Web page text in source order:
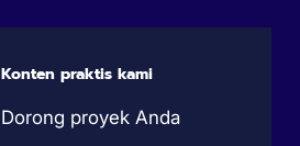
Konten praktis kami
Dorong proyek Anda